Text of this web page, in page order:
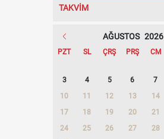
TAKVİM
AĞUSTOS 2026
PZT SL ÇRŞ PRŞ CM
3
4 5 6 7
10
11 12 13 14
17
18 19 20 21
24
25 26 27 28